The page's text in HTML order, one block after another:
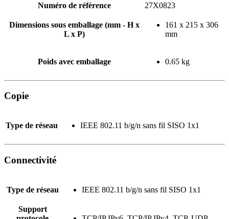
Numéro de référence 27X0823
Dimensions sous emballage (mm - H x
L x P)
161 x 215 x 306
mm
Poids avec emballage 0.65 kg
Copie
Type de réseau IEEE 802.11 b/g/n sans fil SISO 1x1
Connectivité
Type de réseau IEEE 802.11 b/g/n sans fil SISO 1x1
Support